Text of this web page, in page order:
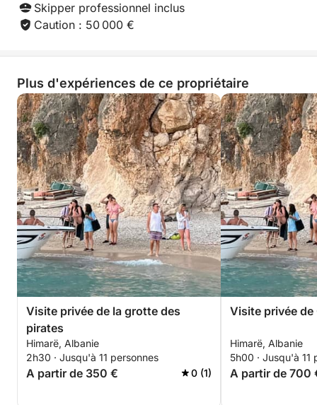
Skipper professionnel inclus
Caution : 50 000 €
Plus d'expériences de ce propriétaire
Visite privée de la grotte des
pirates
Himarë, Albanie
2h30 · Jusqu'à 11 personnes
A partir de 350 € 0 (1)
Visite privée de
Himarë, Albanie
5h00 · Jusqu'à 11
A partir de 700